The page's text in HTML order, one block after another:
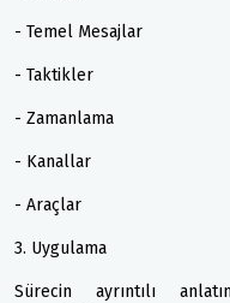
- Temel Mesajlar
- Taktikler
- Zamanlama
- Kanallar
- Araçlar
3. Uygulama
Sürecin ayrıntılı